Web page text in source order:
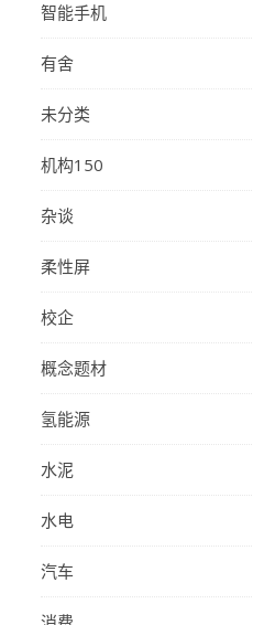
智能手机
有舍
未分类
机构150
杂谈
柔性屏
校企
概念题材
氢能源
水泥
水电
汽车